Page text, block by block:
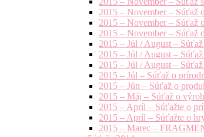
2015 – November – Súťaž
2015 – November – Súťaž
2015 – November – Súťaž
2015 – Júl / August –
2015 – Júl / August –
2015 – Júl / August –
2015 – Júl – Súťaž o
2015 – Jún – Súťaž o
2015 – Máj – Súťaž o
2015 – Apríl – Súťažte o
2015 – Apríl – Súťažte o
2015 – Marec –